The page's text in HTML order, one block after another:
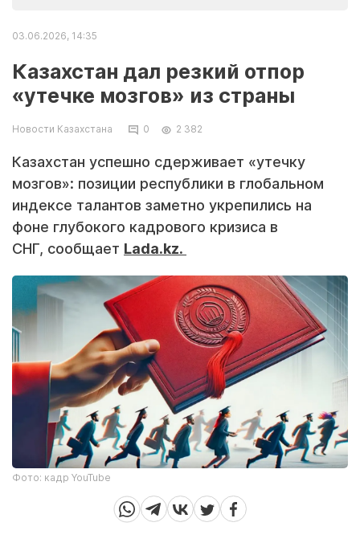
03.06.2026, 14:35
Казахстан дал резкий отпор
«утечке мозгов» из страны
Новости Казахстана 0 2 382
Казахстан успешно сдерживает «утечку
мозгов»: позиции республики в глобальном
индексе талантов заметно укрепились на
фоне глубокого кадрового кризиса в
СНГ, сообщает Lada.kz.
Фото: кадр YouTube